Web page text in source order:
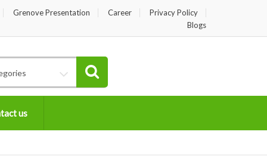
Grenove Presentation Career
Privacy Policy
Blogs
us